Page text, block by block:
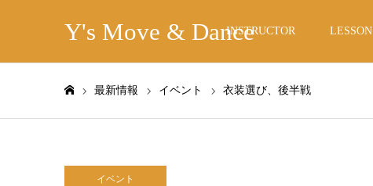
Y's Move & DanceINSTRUCTOR LESSON
最新情報 イベント 衣装選び、後半戦
イベント